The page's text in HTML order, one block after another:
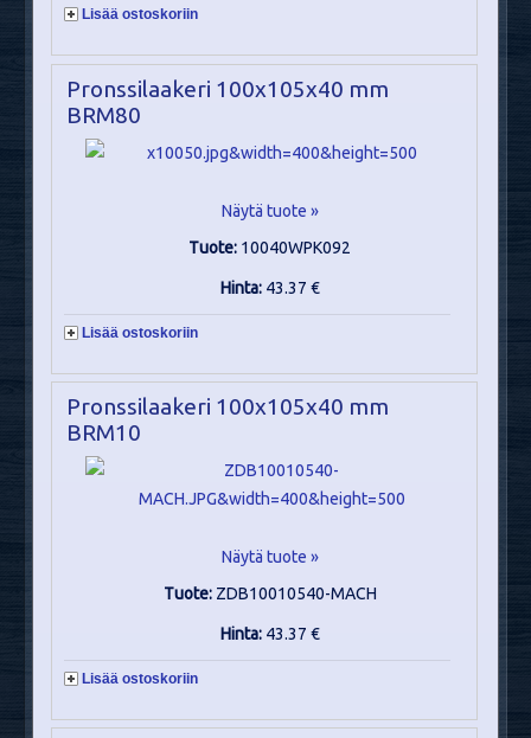
Lisää ostoskoriin
Pronssilaakeri 100x105x40 mm
BRM80
Näytä tuote »
Tuote: 10040WPK092
Hinta: 43.37 €
Lisää ostoskoriin
Pronssilaakeri 100x105x40 mm
BRM10
Näytä tuote »
Tuote: ZDB10010540-MACH
Hinta: 43.37 €
Lisää ostoskoriin